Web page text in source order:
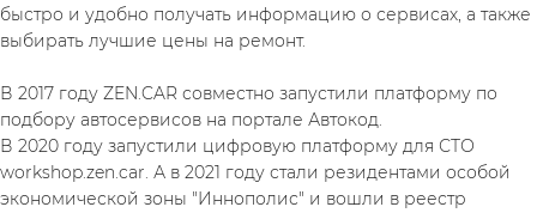
быстро и удобно получать информацию о сервисах, а также
выбирать лучшие цены на ремонт.
В 2017 году ZEN.CAR совместно запустили платформу по
подбору автосервисов на портале Автокод.
В 2020 году запустили цифровую платформу для СТО
workshop.zen.car. А в 2021 году стали резидентами особой
экономической зоны "Иннополис" и вошли в реестр